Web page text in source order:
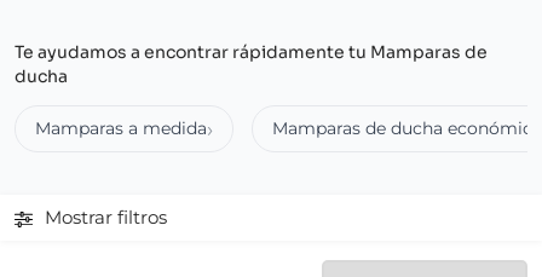
Te ayudamos a encontrar rápidamente tu Mamparas de
ducha
Mamparas a medida Mamparas de ducha
Mostrar filtros